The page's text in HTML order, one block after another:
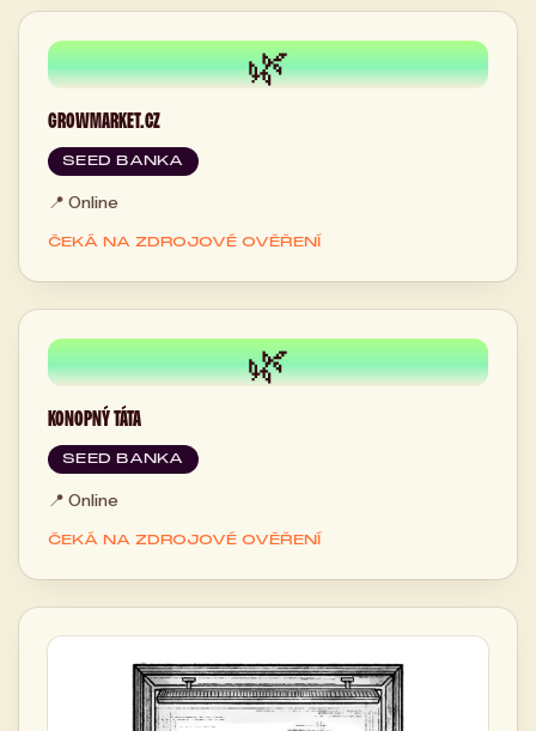
🌿
GROWMARKET.CZ
SEED BANKA
📍 Online
ČEKÁ NA ZDROJOVÉ OVĚŘENÍ
🌿
KONOPNÝ TÁTA
SEED BANKA
📍 Online
ČEKÁ NA ZDROJOVÉ OVĚŘENÍ